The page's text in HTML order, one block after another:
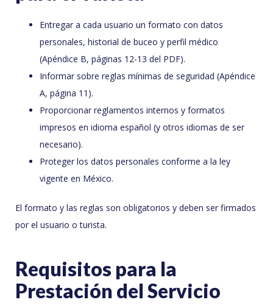
Entregar a cada usuario un formato con datos
personales, historial de buceo y perfil médico
(Apéndice B, páginas 12-13 del PDF).
Informar sobre reglas mínimas de seguridad (Apéndice
A, página 11).
Proporcionar reglamentos internos y formatos
impresos en idioma español (y otros idiomas de ser
necesario).
Proteger los datos personales conforme a la ley
vigente en México.
El formato y las reglas son obligatorios y deben ser firmados
por el usuario o turista.
Requisitos para la
Prestación del Servicio